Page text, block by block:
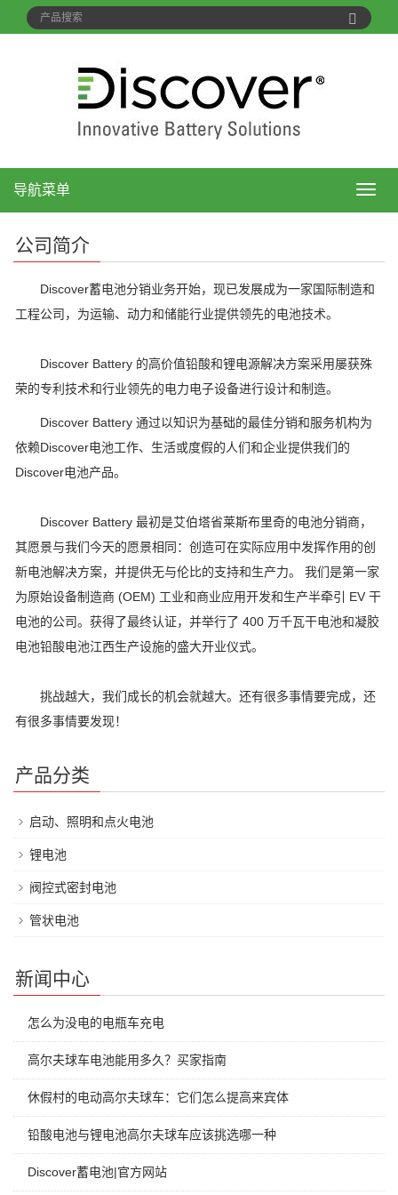
导
导航菜单
公司简介
Discover蓄电池分销业务开始，现已发展成为一家国际制造和
工程公司，为运输、动力和储能行业提供领先的电池技术。
Discover Battery 的高价值铅酸和锂电源解决方案采用屡获殊
荣的专利技术和行业领先的电力电子设备进行设计和制造。
Discover Battery 通过以知识为基础的最佳分销和服务机构为
依赖Discover电池工作、生活或度假的人们和企业提供我们的
Discover电池产品。
Discover Battery 最初是艾伯塔省莱斯布里奇的电池分销商，
其愿景与我们今天的愿景相同：创造可在实际应用中发挥作用的创
新电池解决方案，并提供无与伦比的支持和生产力。 我们是第一家
为原始设备制造商 (OEM) 工业和商业应用开发和生产半牵引 EV 干
电池的公司。获得了最终认证，并举行了 400 万千瓦干电池和凝胶
电池铅酸电池江西生产设施的盛大开业仪式。
挑战越大，我们成长的机会就越大。 还有很多事情要完成，还
有很多事情要发现！
产品分类
启动、照明和点火电池
锂电池
阀控式密封电池
管状电池
新闻中心
怎么为没电的电瓶车充电
高尔夫球车电池能用多久？买家指南
休假村的电动高尔夫球车：它们怎么提高来宾体
铅酸电池与锂电池高尔夫球车应该挑选哪一种
Discover蓄电池|官方网站